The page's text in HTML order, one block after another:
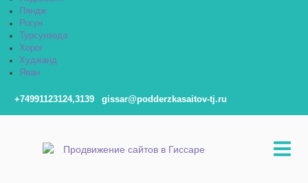
Пяндж
Рогун
Турсунзода
Хорог
Худжанд
Яван
+74991123124,3139 gissar@podderzkasaitov-tj.ru